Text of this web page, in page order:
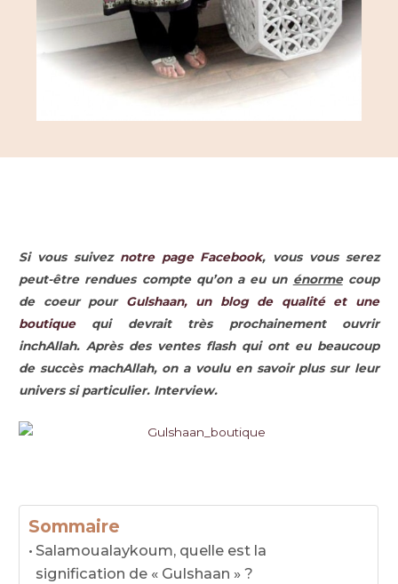
Si vous suivez notre page Facebook, vous vous serez
peut-être rendues compte qu’on a eu un énormecoup
de coeur pour Gulshaan, un blog de qualité et une
boutiquequi devrait très prochainement ouvrir
inchAllah. Après des ventes flash qui ont eu beaucoup
de succès machAllah, on a voulu en savoir plus sur leur
univers si particulier. Interview.
Sommaire
Salamoualaykoum, quelle est la
signification de « Gulshaan » ?